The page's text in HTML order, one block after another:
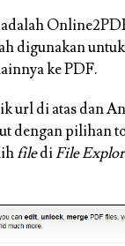
digunakan
ke PDF.
url di atas dan
dengan pilihan
filediFile